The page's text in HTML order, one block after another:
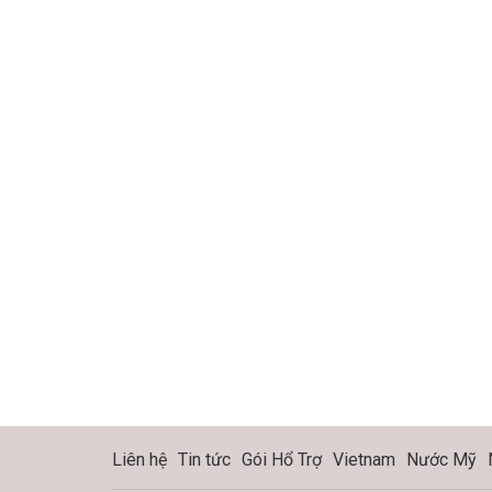
Liên hệ Tin tức Gói Hổ Trợ Vietnam Nước Mỹ